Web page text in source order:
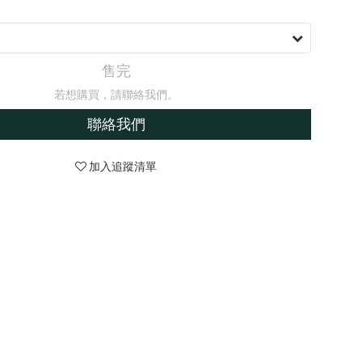
售完
若想購買，請聯絡我們。
聯絡我們
加入追蹤清單